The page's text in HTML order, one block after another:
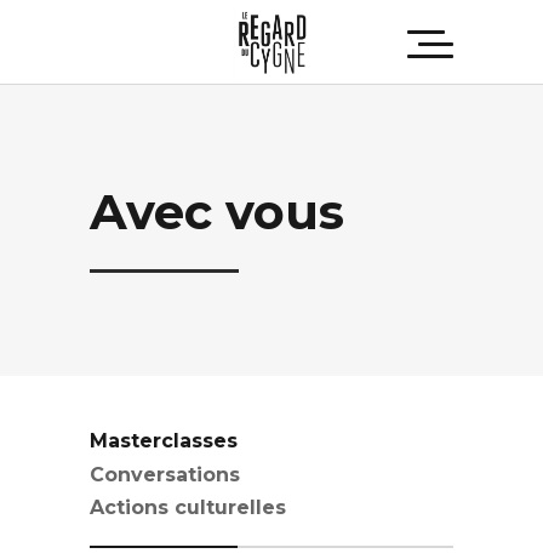
Avec vous
Masterclasses
Conversations
Actions culturelles